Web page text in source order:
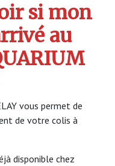
si mon
au
vous permet de
de votre colis à
disponible chez